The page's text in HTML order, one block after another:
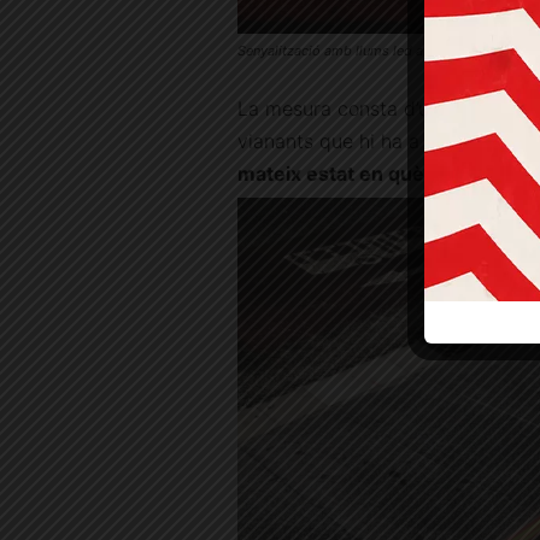
Senyalització amb llums led al pas de vianants
La mesura consta d’una franja
vianants que hi ha a la
mateix estat en què es troba el